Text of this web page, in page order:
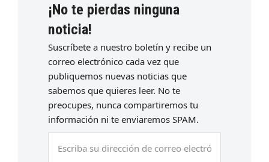
¡No te pierdas ninguna
noticia!
Suscríbete a nuestro boletín y recibe un
correo electrónico cada vez que
publiquemos nuevas noticias que
sabemos que quieres leer. No te
preocupes, nunca compartiremos tu
información ni te enviaremos SPAM.